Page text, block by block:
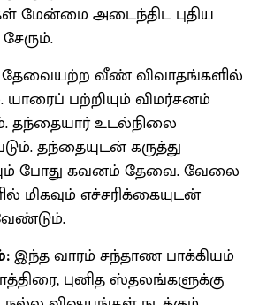
மேன்மை அடைந்திட புதிய
தேவையற்ற வீண் விவாதங்களில்
பற்றியும் விமர்சனம்
உடல்நிலை
தந்தையுடன் கருத்து
போது கவனம் தேவை. வேலை
மிகவும் எச்சரிக்கையுடன்
இந்த வாரம் சந்தாண பாக்கியம்
புனித ஸ்தலங்களுக்கு